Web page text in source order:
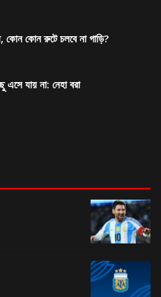
কোন কোন রুটে চলবে না গাড়ি?
এসে যায় না: নেহা বরা